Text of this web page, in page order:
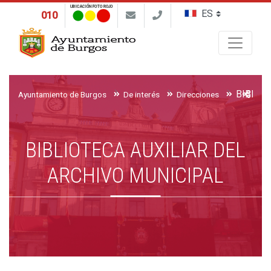
010
UBICACIÓN FOTO ROJO
Ayuntamiento de Burgos De interés Direcciones
BIBLIOTECA AUXILIAR DEL
ARCHIVO MUNICIPAL